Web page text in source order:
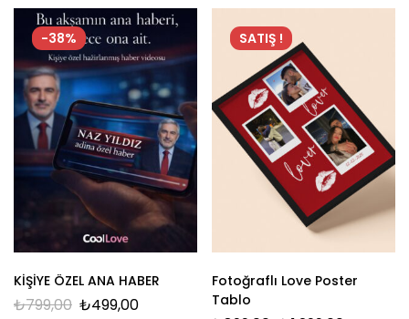
-38%
KİŞİYE ÖZEL ANA HABER
₺799,00 ₺499,00
SATIŞ !
Fotoğraflı Love Poster
Tablo